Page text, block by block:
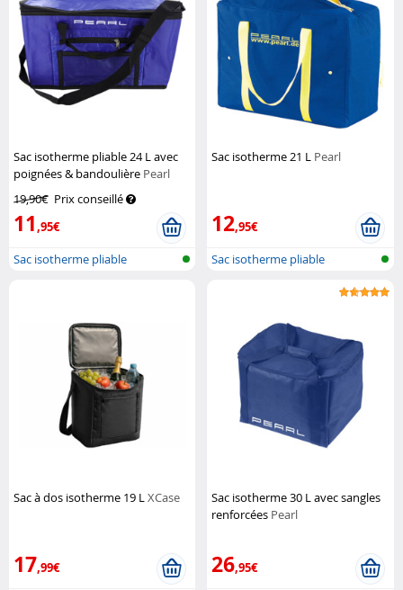
Sac isotherme pliable 24 L avec
poignées & bandoulière Pearl
19,90€ Prix conseillé
11,95€
Sac isotherme pliable
Sac isotherme 21 L Pearl
12,95€
Sac isotherme pliable
Sac à dos isotherme 19 LXCase
17,99€
Sac isotherme 30 L avec sangles
renforcées Pearl
26,95€